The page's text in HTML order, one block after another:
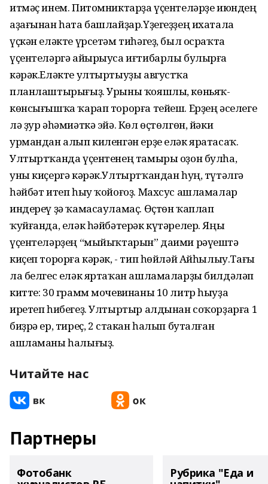
итмәҫ инем. Питомниктарҙа үҫентеләрҙе июндең
аҙағынан һата башлайҙар.Үҙегеҙҙең ихатала
үҫкән еләкте үрсетәм тиһәгеҙ, был осраҡта
үҫентеләргә айырыуса иғтибарлы булырға
кәрәк.Еләкте ултыртыуҙы августҡа
планлаштырығыҙ. Урыны ҡояшлы, көньяҡ-
көнсығышҡа ҡарап торорға тейеш. Ерҙең әселеге
лә ҙур әһәмиәткә эйә. Көл өҫтөлгөн, йәки
урмандан алып киленгән ерҙе еләк яратасаҡ.
Ултыртҡанда үҫентенең тамыры оҙон булһа,
уны киҫергә кәрәк.Ултыртҡандан һуң, түтәлгә
һәйбәт итеп һыу ҡойоғоҙ. Махсус ашламалар
индереү ҙә ҡамасауламаҫ. Өҫтөн ҡаплап
ҡуйғанда, еләк һәйбәтерәк күтәрелер. Яңы
үҫентеләрҙең “мыйыҡтарын” даими рәүештә
киҫеп торорға кәрәк, - тип һөйләй Айһылыу.Тағы
ла белгес еләк яртаҡан ашламаларҙы билдәләп
китте: 30 грамм мочевинаны 10 литр һыуҙа
иретеп һибегеҙ. Ултыртыр алдынан соҡорҙарға 1
биҙрә ер, тиреҫ, 2 стакан һалып буталған
ашламаны һалығыҙ.
Читайте нас
Партнеры
Фотобанк Рубрика "Еда и